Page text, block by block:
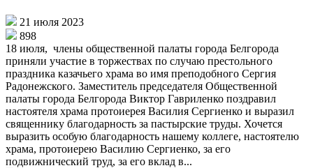
21 июля 2023
898
18 июля, члены общественной палаты города Белгорода
приняли участие в торжествах по случаю престольного
праздника казачьего храма во имя преподобного Сергия
Радонежского. Заместитель председателя Общественной
палаты города Белгорода Виктор Гавриленко поздравил
настоятеля храма протоиерея Василия Сергиенко и выразил
священнику благодарность за пастырские труды. Хочется
выразить особую благодарность нашему коллеге, настоятелю
храма, протоиерею Василию Сергиенко, за его
подвижнический труд, за его вклад в...